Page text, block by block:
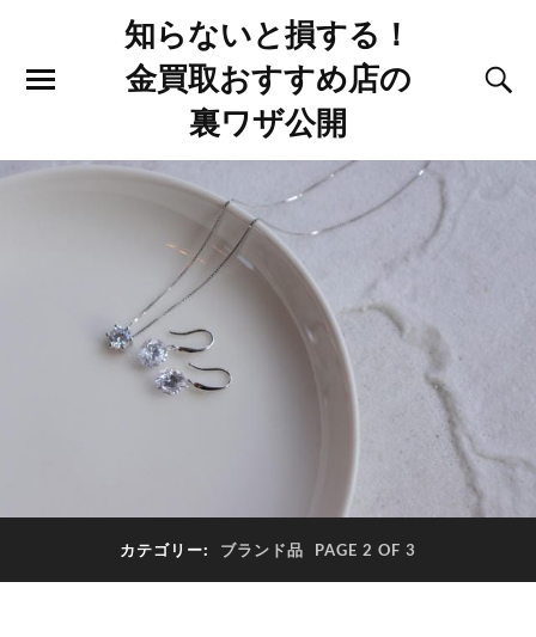
知らないと損する！
金買取おすすめ店の
裏ワザ公開
カテゴリー: ブランド品 PAGE 2 OF 3